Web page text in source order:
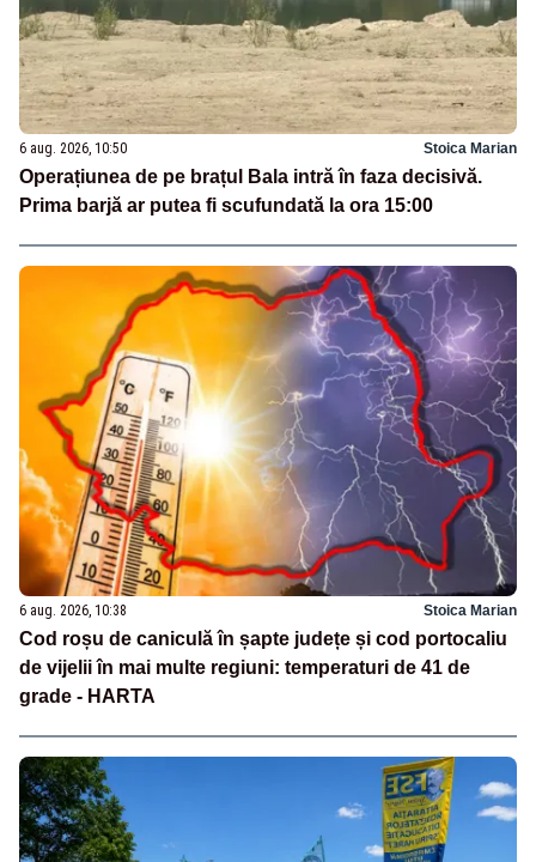
6 aug. 2026, 10:50 Stoica Marian
Operațiunea de pe brațul Bala intră în faza decisivă.
Prima barjă ar putea fi scufundată la ora 15:00
6 aug. 2026, 10:38 Stoica Marian
Cod roșu de caniculă în șapte județe și cod portocaliu
de vijelii în mai multe regiuni: temperaturi de 41 de
grade - HARTA